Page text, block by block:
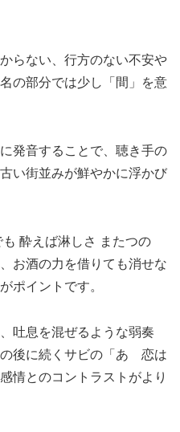
らない、行方のない不安や
の部分では少し「間」を意
発音することで、聴き手の
い街並みが鮮やかに浮かび
酔えば淋しさ またつの
お酒の力を借りても消せな
ポイントです。
吐息を混ぜるような弱奏
後に続くサビの「あゝ恋は
情とのコントラストがより